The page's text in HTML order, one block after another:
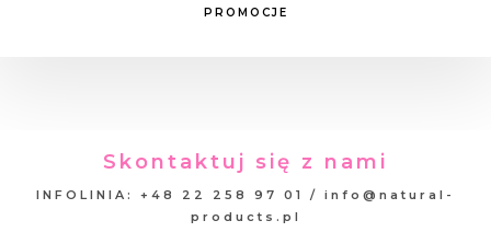
PROMOCJE
Skontaktuj się z nami
INFOLINIA: +48 22 258 97 01 / info@natural-
products.pl